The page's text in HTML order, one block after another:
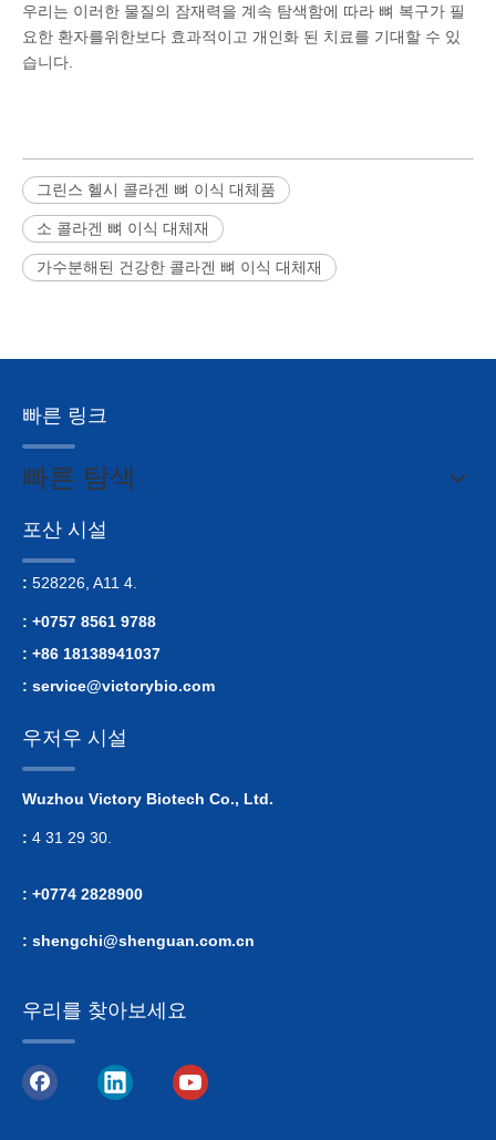
우리는 이러한 물질의 잠재력을 계속 탐색함에 따라 뼈 복구가 필
요한 환자를위한보다 효과적이고 개인화 된 치료를 기대할 수 있
습니다.
그린스 헬시 콜라겐 뼈 이식 대체품
소 콜라겐 뼈 이식 대체재
가수분해된 건강한 콜라겐 뼈 이식 대체재
빠른 링크
빠른 탐색
포산 시설
: 528226, A11 4.
: +0757 8561 9788
: +86 18138941037
: service@victorybio.com
우저우 시설
Wuzhou Victory Biotech Co., Ltd.
: 4 31 29 30.
: +0774 2828900
: shengchi@shenguan.com.cn
우리를 찾아보세요